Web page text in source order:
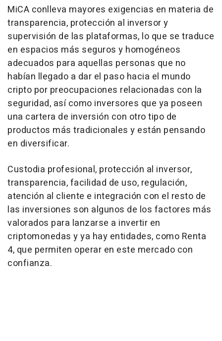
MiCA conlleva mayores exigencias en materia de
transparencia, protección al inversor y
supervisión de las plataformas, lo que se traduce
en espacios más seguros y homogéneos
adecuados para aquellas personas que no
habían llegado a dar el paso hacia el mundo
cripto por preocupaciones relacionadas con la
seguridad, así como inversores que ya poseen
una cartera de inversión con otro tipo de
productos más tradicionales y están pensando
en diversificar.
Custodia profesional, protección al inversor,
transparencia, facilidad de uso, regulación,
atención al cliente e integración con el resto de
las inversiones son algunos de los factores más
valorados para lanzarse a invertir en
criptomonedas y ya hay entidades, como Renta
4, que permiten operar en este mercado con
confianza.